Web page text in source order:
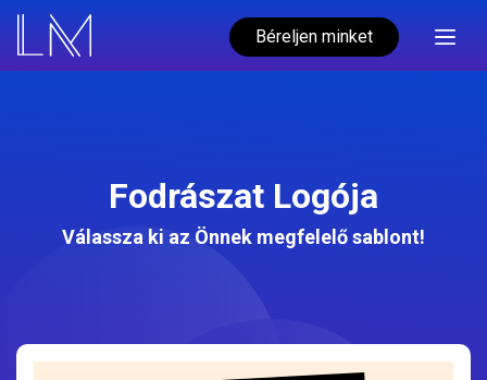
Béreljen minket
Fodrászat Logója
Válassza ki az Önnek megfelelő sablont!